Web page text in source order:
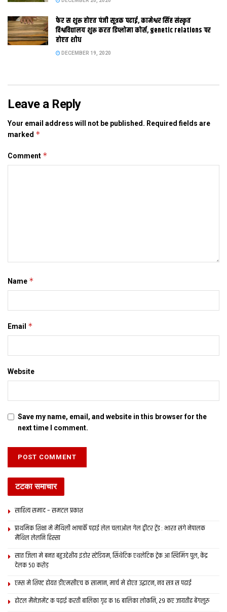
अछि। एकर संगहि जिला स्तर पर आपातकालीन रेफरल सेवा जयप्रभा जननी
शिशु आरोग्य दिवस एक्सप्रेस बिहार दिवस 22 मार्च 2012 कए शुरू करबाक
घोषणा कैल गेल अछि।
फेर स शुरू होएत पंजी सूत्रक पढाई, कामेश्वर सिंह संस्कृत
विश्वविद्यालय शुरू करत डिप्लोमा कोर्स, genetic relations पर
होएत शोध
DECEMBER 19, 2020
Leave a Reply
Your email address will not be published. Required fields are
marked *
Comment *
Name *
Email *
Website
Save my name, email, and website in this browser for the
next time I comment.
टटका समाचार
साहित्य समाद – समटल प्रकाश
प्राथमिक शि‍क्षा मे मैथि‍ली भाषाकेँ पढ़ाई लेल चलाओल गेल ट्वीटर ट्रेंड : भारत संगे नेपालक
मैथिल लेलनि हिस्सा
सात जिला मे बनत बहुउद्देशीय इंडोर स्‍टेडि‍यम, सिंथेटिक एथलेटिक ट्रेक आ स्विमिंग पुल, केंद्र
देलक 50 करोड़
एम्स मे शिफ्ट होयत डीएमसीएच क सामान, मार्च मे होएत उद्घाटन, नव सत्र स पढाई
होटल मैनेजमेंट क पढ़ाई करती बालिका गृह क 16 बालिका लोकनि, 29 कए जायतीह बेंगलुरु